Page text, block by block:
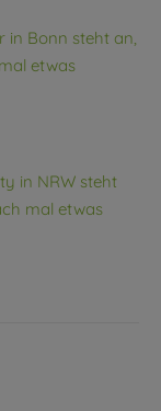
in Bonn steht an,
etwas
in NRW steht
mal etwas